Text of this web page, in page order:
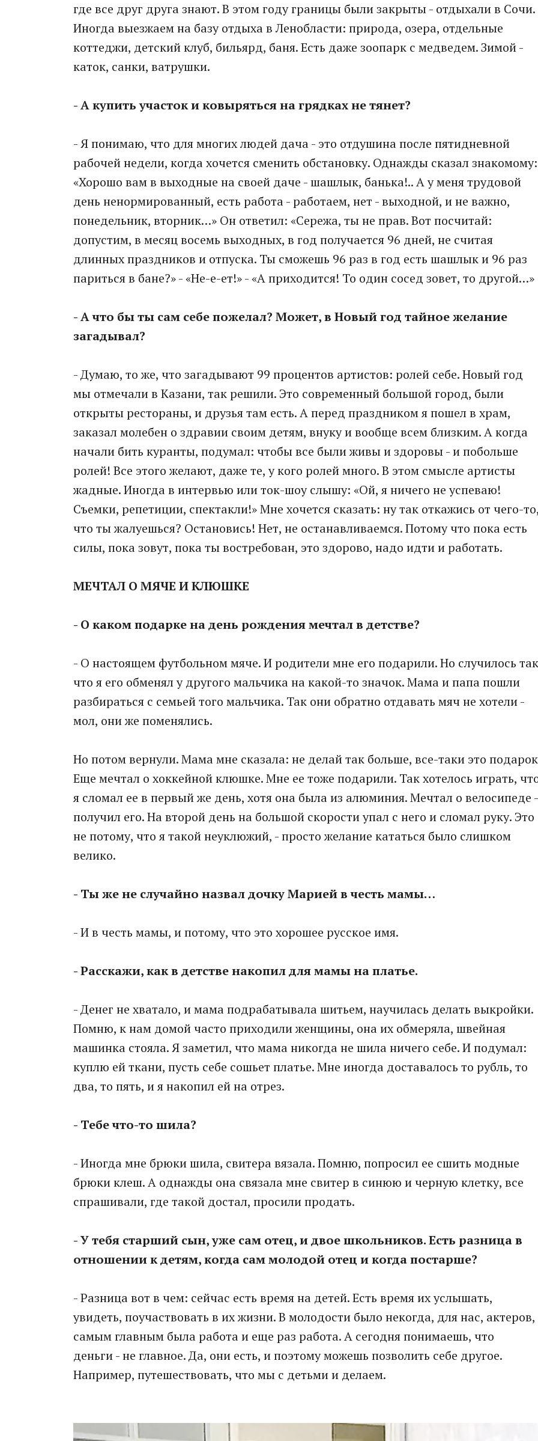
где все друг друга знают. В этом году границы были закрыты - отдыхали в Сочи.
Иногда выезжаем на базу отдыха в Ленобласти: природа, озера, отдельные
коттеджи, детский клуб, бильярд, баня. Есть даже зоопарк с медведем. Зимой -
каток, санки, ватрушки.
- А купить участок и ковыряться на грядках не тянет?
- Я понимаю, что для многих людей дача - это отдушина после пятидневной
рабочей недели, когда хочется сменить обстановку. Однажды сказал знакомому:
«Хорошо вам в выходные на своей даче - шашлык, банька!.. А у меня трудовой
день ненормированный, есть работа - работаем, нет - выходной, и не важно,
понедельник, вторник…» Он ответил: «Сережа, ты не прав. Вот посчитай:
допустим, в месяц восемь выходных, в год получается 96 дней, не считая
длинных праздников и отпуска. Ты сможешь 96 раз в год есть шашлык и 96 раз
париться в бане?» - «Не-е-ет!» - «А приходится! То один сосед зовет, то другой…»
- А что бы ты сам себе пожелал? Может, в Новый год тайное желание
загадывал?
- Думаю, то же, что загадывают 99 процентов артистов: ролей себе. Новый год
мы отмечали в Казани, так решили. Это современный большой город, были
открыты рестораны, и друзья там есть. А перед праздником я пошел в храм,
заказал молебен о здравии своим детям, внуку и вообще всем близким. А когда
начали бить куранты, подумал: чтобы все были живы и здоровы - и побольше
ролей! Все этого желают, даже те, у кого ролей много. В этом смысле артисты
жадные. Иногда в интервью или ток-шоу слышу: «Ой, я ничего не успеваю!
Съемки, репетиции, спектакли!» Мне хочется сказать: ну так откажись от чего-то,
что ты жалуешься? Остановись! Нет, не останавливаемся. Потому что пока есть
силы, пока зовут, пока ты востребован, это здорово, надо идти и работать.
МЕЧТАЛ О МЯЧЕ И КЛЮШКЕ
- О каком подарке на день рождения мечтал в детстве?
- О настоящем футбольном мяче. И родители мне его подарили. Но случилось
что я его обменял у другого мальчика на какой-то значок. Мама и папа пошли
разбираться с семьей того мальчика. Так они обратно отдавать мяч не хотели -
мол, они же поменялись.
Но потом вернули. Мама мне сказала: не делай так больше, все-таки это
Еще мечтал о хоккейной клюшке. Мне ее тоже подарили. Так хотелось играть,
я сломал ее в первый же день, хотя она была из алюминия. Мечтал о велосипеде -
получил его. На второй день на большой скорости упал с него и сломал руку. Это
не потому, что я такой неуклюжий, - просто желание кататься было слишком
велико.
- Ты же не случайно назвал дочку Марией в честь мамы…
- И в честь мамы, и потому, что это хорошее русское имя.
- Расскажи, как в детстве накопил для мамы на платье.
- Денег не хватало, и мама подрабатывала шитьем, научилась делать выкройки.
Помню, к нам домой часто приходили женщины, она их обмеряла, швейная
машинка стояла. Я заметил, что мама никогда не шила ничего себе. И подумал:
куплю ей ткани, пусть себе сошьет платье. Мне иногда доставалось то рубль, то
два, то пять, и я накопил ей на отрез.
- Тебе что-то шила?
- Иногда мне брюки шила, свитера вязала. Помню, попросил ее сшить модные
брюки клеш. А однажды она связала мне свитер в синюю и черную клетку, все
спрашивали, где такой достал, просили продать.
- У тебя старший сын, уже сам отец, и двое школьников. Есть разница в
отношении к детям, когда сам молодой отец и когда постарше?
- Разница вот в чем: сейчас есть время на детей. Есть время их услышать,
увидеть, поучаствовать в их жизни. В молодости было некогда, для нас, актеров,
самым главным была работа и еще раз работа. А сегодня понимаешь, что
деньги - не главное. Да, они есть, и поэтому можешь позволить себе другое.
Например, путешествовать, что мы с детьми и делаем.